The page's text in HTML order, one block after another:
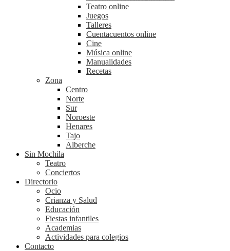
Teatro online
Juegos
Talleres
Cuentacuentos online
Cine
Música online
Manualidades
Recetas
Zona
Centro
Norte
Sur
Noroeste
Henares
Tajo
Alberche
Sin Mochila
Teatro
Conciertos
Directorio
Ocio
Crianza y Salud
Educación
Fiestas infantiles
Academias
Actividades para colegios
Contacto